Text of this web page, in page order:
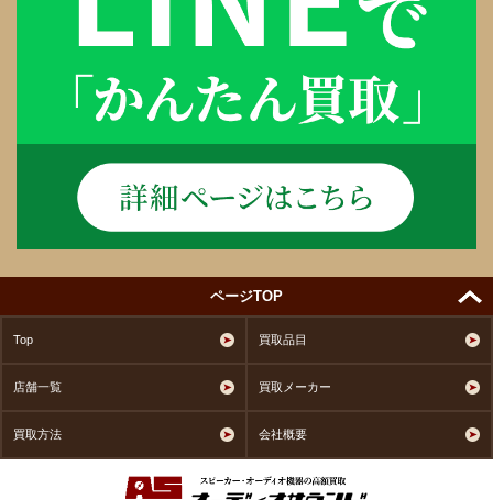
ページTOP
Top 買取品目
店舗一覧 買取メーカー
買取方法 会社概要